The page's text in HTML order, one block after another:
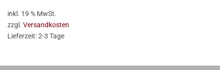
inkl. 19 % MwSt.
zzgl. Versandkosten
Lieferzeit:2-3 Tage